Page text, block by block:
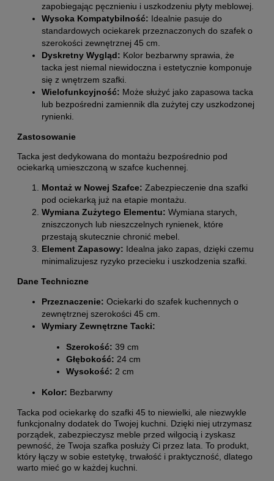
zapobiegając pęcznieniu i uszkodzeniu płyty meblowej.
Wysoka Kompatybilność: Idealnie pasuje do
standardowych ociekarek przeznaczonych do szafek o
szerokości zewnętrznej 45 cm.
Dyskretny Wygląd: Kolor bezbarwny sprawia, że
tacka jest niemal niewidoczna i estetycznie komponuje
się z wnętrzem szafki.
Wielofunkcyjność: Może służyć jako zapasowa tacka
lub bezpośredni zamiennik dla zużytej czy uszkodzonej
rynienki.
Zastosowanie
Tacka jest dedykowana do montażu bezpośrednio pod
ociekarką umieszczoną w szafce kuchennej.
Montaż w Nowej Szafce: Zabezpieczenie dna szafki
pod ociekarką już na etapie montażu.
Wymiana Zużytego Elementu: Wymiana starych,
zniszczonych lub nieszczelnych rynienek, które
przestają skutecznie chronić mebel.
Element Zapasowy: Idealna jako zapas, dzięki czemu
minimalizujesz ryzyko przecieku i uszkodzenia szafki.
Dane Techniczne
Przeznaczenie: Ociekarki do szafek kuchennych o
zewnętrznej szerokości 45 cm.
Wymiary Zewnętrzne Tacki:
Szerokość: 39 cm
Głębokość: 24 cm
Wysokość: 2 cm
Kolor: Bezbarwny
Tacka pod ociekarkę do szafki 45 to niewielki, ale niezwykle
funkcjonalny dodatek do Twojej kuchni. Dzięki niej utrzymasz
porządek, zabezpieczysz meble przed wilgocią i zyskasz
pewność, że Twoja szafka posłuży Ci przez lata. To produkt,
który łączy w sobie estetykę, trwałość i praktyczność, dlatego
warto mieć go w każdej kuchni.